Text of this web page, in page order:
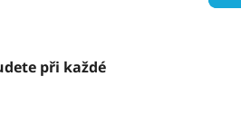
při každé